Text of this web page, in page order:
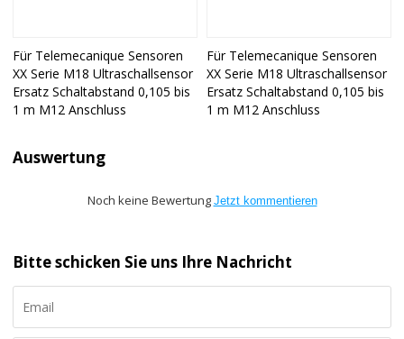
Für Telemecanique Sensoren
XX Serie M18 Ultraschallsensor
Ersatz Schaltabstand 0,105 bis
1 m M12 Anschluss
Für Telemecanique Sensoren
XX Serie M18 Ultraschallsensor
Ersatz Schaltabstand 0,105 bis
1 m M12 Anschluss
Auswertung
Noch keine Bewertung Jetzt kommentieren
Bitte schicken Sie uns Ihre Nachricht